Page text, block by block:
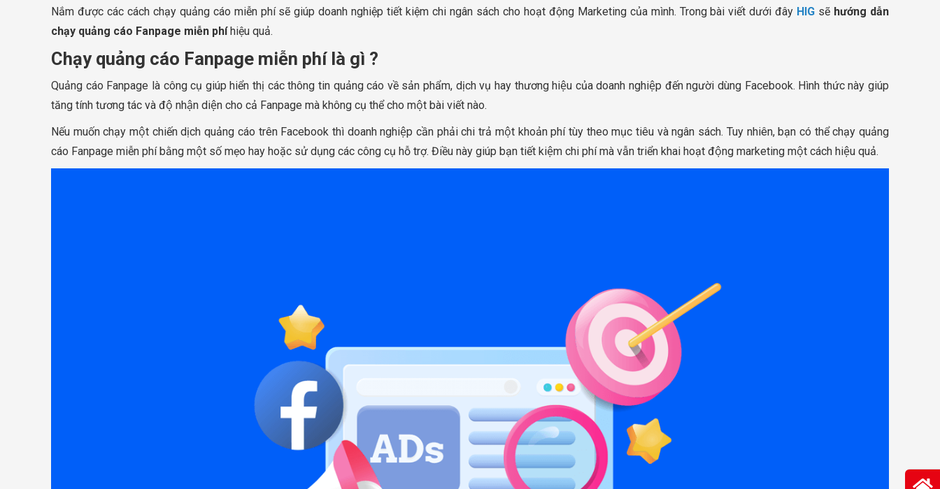
Nắm được các cách chạy quảng cáo miễn phí sẽ giúp doanh nghiệp tiết kiệm chi ngân sách cho hoạt động Marketing của mình. Trong bài viết dưới đây HIG sẽ hướng dẫn
chạy quảng cáo Fanpage miễn phíhiệu quả.
Chạy quảng cáo Fanpage miễn phí là gì ?
Quảng cáo Fanpage là công cụ giúp hiển thị các thông tin quảng cáo về sản phẩm, dịch vụ hay thương hiệu của doanh nghiệp đến người dùng Facebook. Hình thức này giúp
tăng tính tương tác và độ nhận diện cho cả Fanpage mà không cụ thể cho một bài viết nào.
Nếu muốn chạy một chiến dịch quảng cáo trên Facebook thì doanh nghiệp cần phải chi trả một khoản phí tùy theo mục tiêu và ngân sách. Tuy nhiên, bạn có thể chạy quảng
cáo Fanpage miễn phí bằng một số mẹo hay hoặc sử dụng các công cụ hỗ trợ. Điều này giúp bạn tiết kiệm chi phí mà vẫn triển khai hoạt động marketing một cách hiệu quả.